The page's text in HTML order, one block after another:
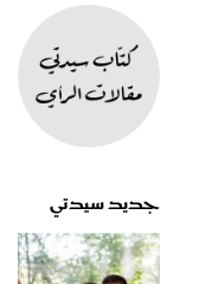
جديد سيدتي